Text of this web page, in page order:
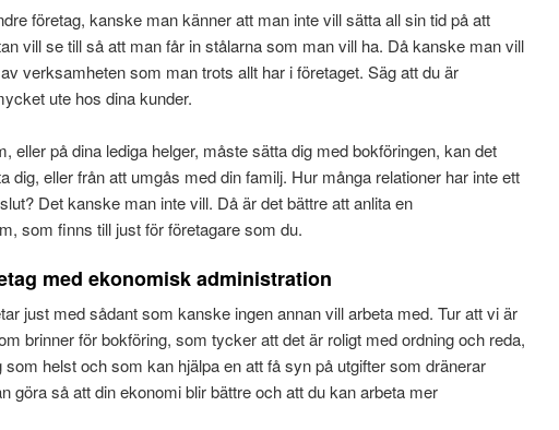
företag, kanske man känner att man inte vill sätta all sin tid på att
vill se till så att man får in stålarna som man vill ha. Då kanske man vill
verksamheten som man trots allt har i företaget. Säg att du är
ute hos dina kunder.
eller på dina lediga helger, måste sätta dig med bokföringen, kan det
dig, eller från att umgås med din familj. Hur många relationer har inte ett
Det kanske man inte vill. Då är det bättre att anlita en
som finns till just för företagare som du.
med ekonomisk administration
just med sådant som kanske ingen annan vill arbeta med. Tur att vi är
brinner för bokföring, som tycker att det är roligt med ordning och reda,
helst och som kan hjälpa en att få syn på utgifter som dränerar
göra så att din ekonomi blir bättre och att du kan arbeta mer